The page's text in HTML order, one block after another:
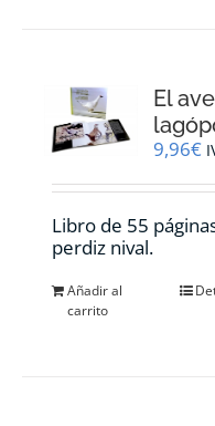
El
9,96€
Libro de 55
perdiz nival.
Añadir al
carrito